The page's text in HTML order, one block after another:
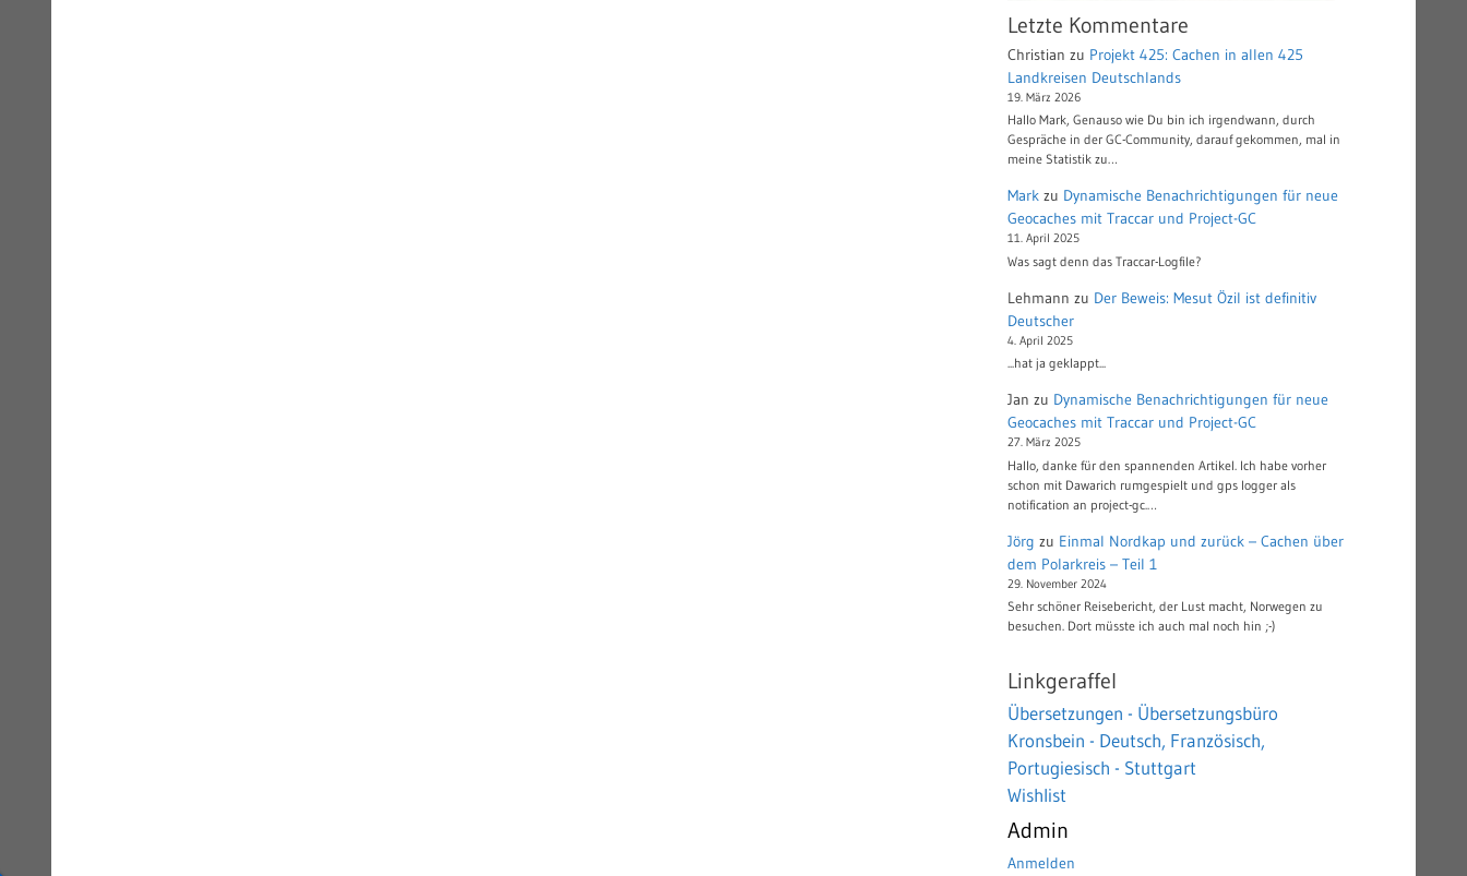
Letzte Kommentare
Christian zu Projekt 425: Cachen in allen 425
Landkreisen Deutschlands
19. März 2026
Hallo Mark, Genauso wie Du bin ich irgendwann, durch
Gespräche in der GC-Community, darauf gekommen, mal in
meine Statistik zu…
Mark zu Dynamische Benachrichtigungen für neue
Geocaches mit Traccar und Project-GC
11. April 2025
Was sagt denn das Traccar-Logfile?
Lehmann zu Der Beweis: Mesut Özil ist definitiv
Deutscher
4. April 2025
...hat ja geklappt...
Jan zu Dynamische Benachrichtigungen für neue
Geocaches mit Traccar und Project-GC
27. März 2025
Hallo, danke für den spannenden Artikel. Ich habe vorher
schon mit Dawarich rumgespielt und gps logger als
notification an project-gc.…
Jörg zu Einmal Nordkap und zurück – Cachen über
dem Polarkreis – Teil 1
29. November 2024
Sehr schöner Reisebericht, der Lust macht, Norwegen zu
besuchen. Dort müsste ich auch mal noch hin ;-)
Linkgeraffel
Übersetzungen - Übersetzungsbüro
Kronsbein - Deutsch, Französisch,
Portugiesisch - Stuttgart
Wishlist
Admin
Anmelden